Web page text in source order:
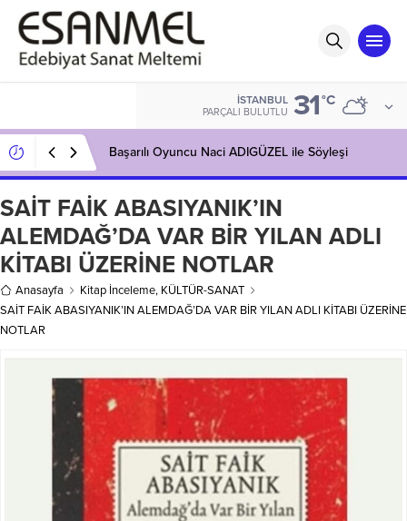
İSTANBUL
PARÇALI BULUTLU 31°C
Başarılı Oyuncu Naci ADIGÜZEL ile Söyleşi
SAİT FAİK ABASIYANIK’IN
ALEMDAĞ’DA VAR BİR YILAN ADLI
KİTABI ÜZERİNE NOTLAR
Anasayfa Kitap İnceleme, KÜLTÜR-SANAT
SAİT FAİK ABASIYANIK’IN ALEMDAĞ’DA VAR BİR YILAN ADLI KİTABI ÜZERİNE
NOTLAR